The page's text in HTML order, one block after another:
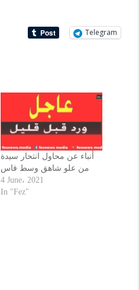
Telegram
أنباء عن محاول انتحار سيدة
من علو شاهق وسط فاس
4 June، 2021
In "Fez"